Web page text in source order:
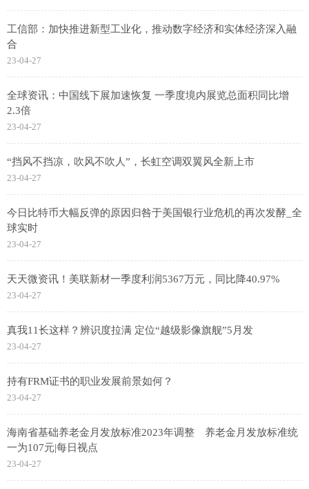
工信部：加快推进新型工业化，推动数字经济和实体经济深入融
合
23-04-27
全球资讯：中国线下展加速恢复 一季度境内展览总面积同比增
2.3倍
23-04-27
“挡风不挡凉，吹风不吹人”，长虹空调双翼风全新上市
23-04-27
今日比特币大幅反弹的原因归咎于美国银行业危机的再次发酵_全
球实时
23-04-27
天天微资讯！美联新材一季度利润5367万元，同比降40.97%
23-04-27
真我11长这样？辨识度拉满 定位“越级影像旗舰”5月发
23-04-27
持有FRM证书的职业发展前景如何？
23-04-27
海南省基础养老金月发放标准2023年调整 养老金月发放标准统
一为107元|每日视点
23-04-27